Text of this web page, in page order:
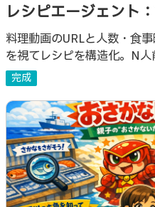
レシピエージェント
夜の段取りに変えるAI
料理動画のURLと人数・食
を視てレシピを構造化。N
ト・キッチン用スライド・
るAIエージェント
完成